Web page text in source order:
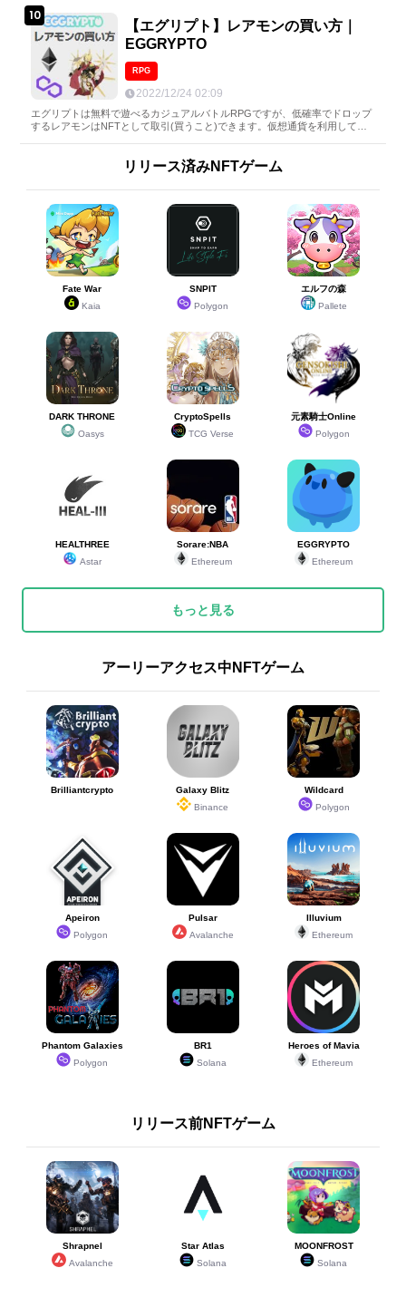
【エグリプト】レアモンの買い方｜
EGGRYPTO
RPG
2022/12/24 02:09
エグリプトは無料で遊べるカジュアルバトルRPGですが、低確率でドロップ
するレアモンはNFTとして取引(買うこと)できます。仮想通貨を利用してレ
リリース済みNFTゲーム
Fate War
Kaia
SNPIT
Polygon
エルフの森
Pallete
DARK THRONE
Oasys
CryptoSpells
TCG Verse
元素騎士Online
Polygon
HEALTHREE
Astar
Sorare:NBA
Ethereum
EGGRYPTO
Ethereum
もっと見る
アーリーアクセス中NFTゲーム
Brilliantcrypto
Galaxy Blitz
Binance
Wildcard
Polygon
Apeiron
Polygon
Pulsar
Avalanche
Illuvium
Ethereum
Phantom Galaxies
Polygon
BR1
Solana
Heroes of Mavia
Ethereum
リリース前NFTゲーム
Shrapnel
Avalanche
Star Atlas
Solana
MOONFROST
Solana